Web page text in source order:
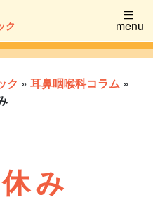
ク
menu
ク » 耳鼻咽喉科コラム »
み